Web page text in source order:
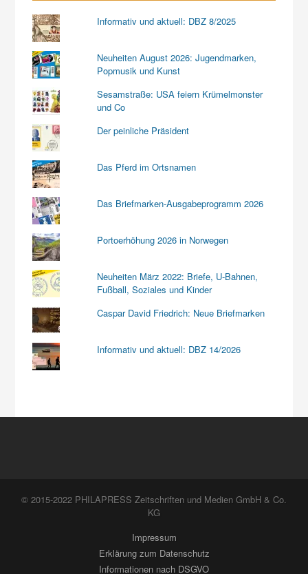
Informativ und aktuell: DBZ 8/2025
Neuheiten August 2026: Jugendmarken,
Popmusik und Kunst
Sesamstraße: USA feiern Krümelmonster
und Co
Der peinliche Präsident
Das Pferd im Ortsnamen
Das Briefmarken-Ausgabeprogramm 2026
Portoerhöhung 2026 in Norwegen
Neuheiten März 2022: Briefe, U-Bahnen,
Fußball, Soziales und Kinder
Caspar David Friedrich: Neue Briefmarken
Informativ und aktuell: DBZ 14/2026
© 2015-2022 PHILAPRESS Zeitschriften und Medien GmbH & Co.
KG
Impressum
Erklärung zum Datenschutz
Informationen nach DSGVO